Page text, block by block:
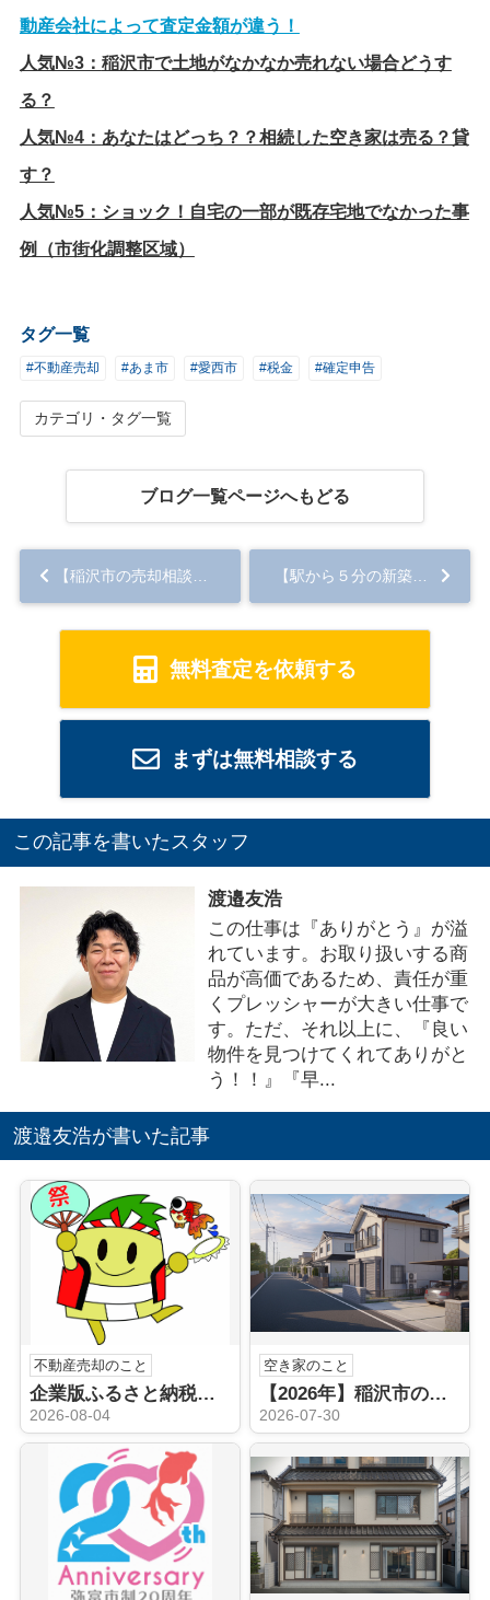
動産会社によって査定金額が違う！
人気№3： 稲沢市で土地がなかなか売れない場合どうす
る？
人気№4： あなたはどっち？？相続した空き家は売る？貸
す？
人気№5： ショック！自宅の一部が既存宅地でなかった事
例（市街化調整区域）
タグ一覧
#不動産売却 #あま市 #愛西市 #税金 #確定申告
カテゴリ・タグ一覧
ブログ一覧ページへもどる
無料査定を依頼する
まずは無料相談する
この記事を書いたスタッフ
渡邉友浩
この仕事は『ありがとう』が溢
れています。お取り扱いする商
品が高価であるため、責任が重
くプレッシャーが大きい仕事で
す。ただ、それ以上に、『良い
物件を見つけてくれてありがと
う！！』『早...
渡邉友浩が書いた記事
不動産売却のこと
企業版ふるさと納税（稲沢市）
2026-08-04
空き家のこと
【2026年】稲沢市の空き家売却はどうする？不動産会社の選び方と手順を解説
2026-07-30